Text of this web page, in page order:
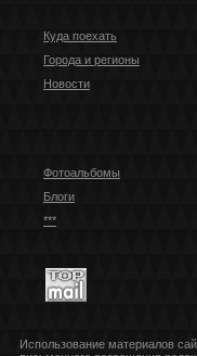
Куда поехать
Города и регионы
Новости
Фотоальбомы
Блоги
***
Использование материалов